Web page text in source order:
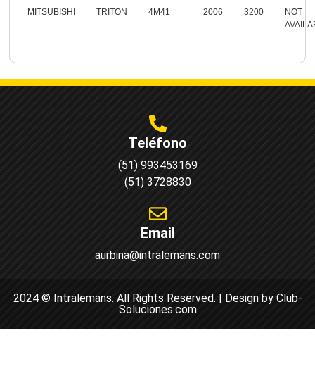
MITSUBISHI TRITON 4M41 2006 3200
NOT
Teléfono
(51) 993453169
(51) 3728830
Email
aurbina@intralemans.com
2024 © Intralemans. All Rights Reserved. | Design by Club-
Soluciones.com